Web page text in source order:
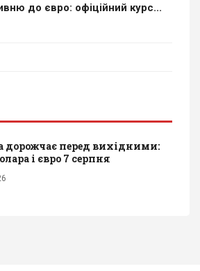
до євро: офіційний курс...
дорожчає перед вихідними:
і євро 7 серпня